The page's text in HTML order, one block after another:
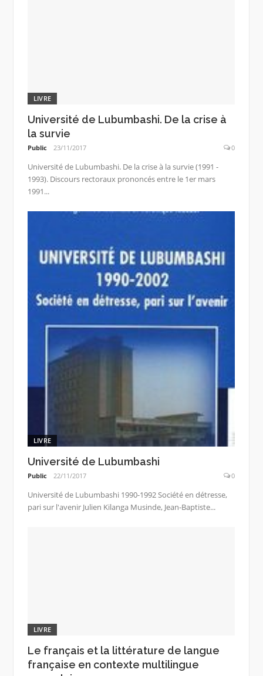
LIVRE
Université de Lubumbashi. De la crise à
la survie
Public 23/11/2017 0
Université de Lubumbashi. De la crise à la survie (1991 -
1993). Discours rectoraux prononcés entre le 1er mars
1991...
LIVRE
Université de Lubumbashi
Public 22/11/2017 0
Université de Lubumbashi 1990-1992 Société en détresse,
pari sur l'avenir Julien Kilanga Musinde, Jean-Baptiste...
LIVRE
Le français et la littérature de langue
française en contexte multilingue